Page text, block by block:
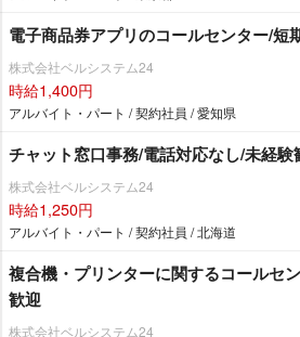
電子商品券アプリのコールセンター/短
株式会社ベルシステム24
時給1,400円
アルバイト・パート / 契約社員 / 愛知県
チャット窓口事務/電話対応なし/未経
株式会社ベルシステム24
時給1,250円
アルバイト・パート / 契約社員 / 北海道
複合機・プリンターに関するコールセ
歓迎
株式会社ベルシステム24